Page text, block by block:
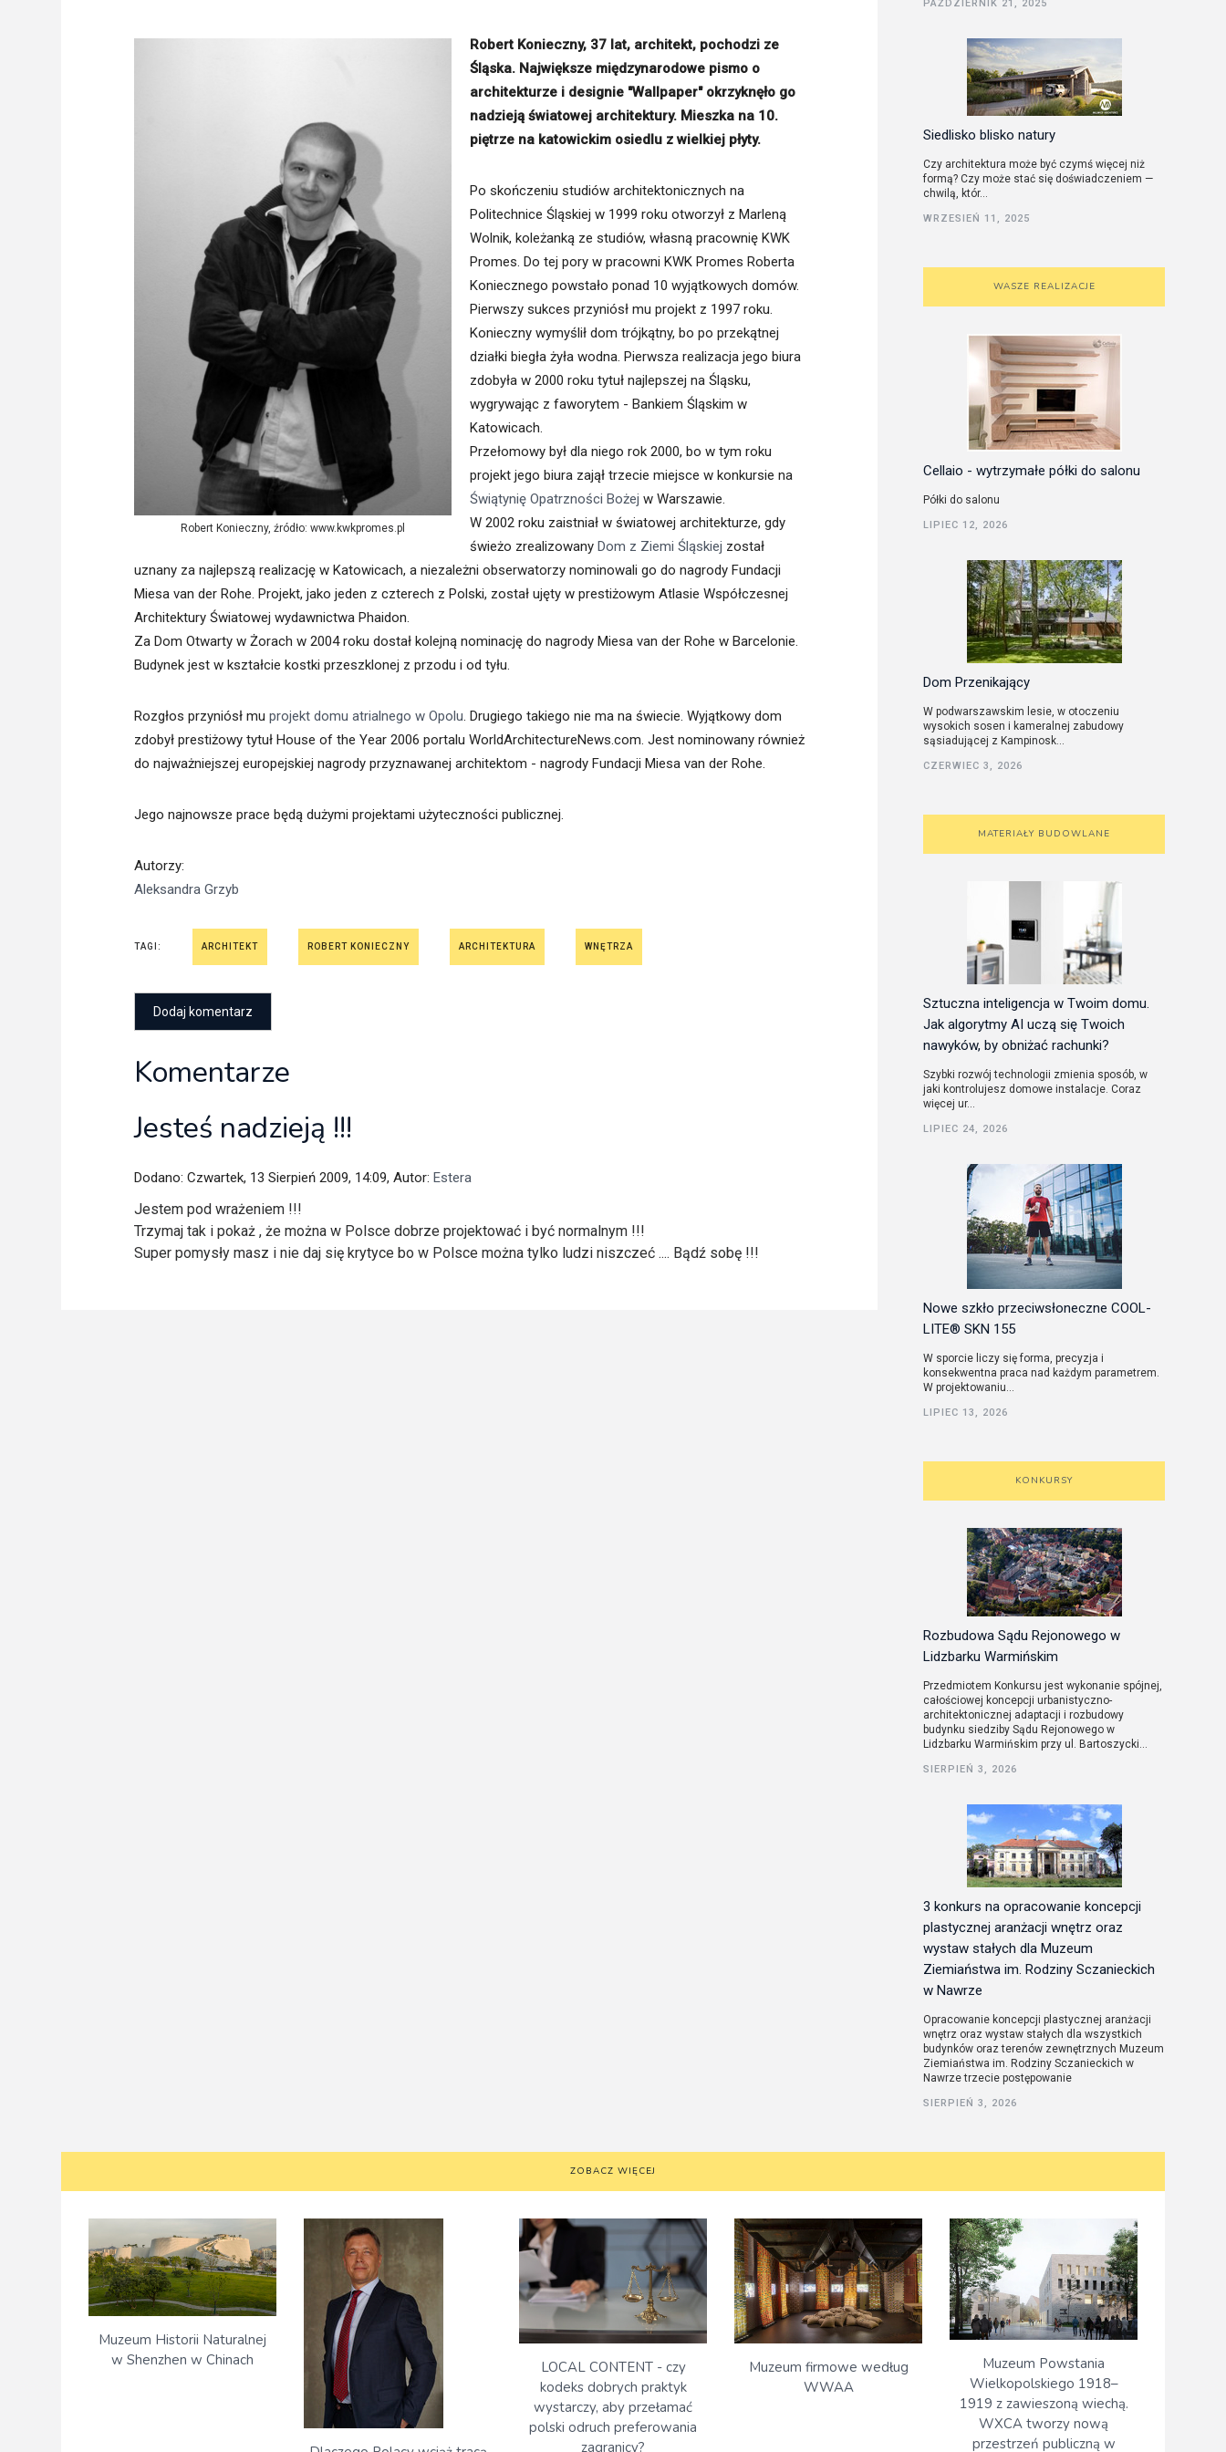
Filmy
Prawo autorskie
Robert Konieczny, źródło: www.kwkpromes.pl
Robert Konieczny, 37 lat, architekt, pochodzi ze
Śląska. Największe międzynarodowe pismo o
architekturze i designie "Wallpaper" okrzyknęło go
nadzieją światowej architektury. Mieszka na 10.
piętrze na katowickim osiedlu z wielkiej płyty.
Po skończeniu studiów architektonicznych na
Politechnice Śląskiej w 1999 roku otworzył z Marleną
Wolnik, koleżanką ze studiów, własną pracownię KWK
Promes. Do tej pory w pracowni KWK Promes Roberta
Koniecznego powstało ponad 10 wyjątkowych domów.
Pierwszy sukces przyniósł mu projekt z 1997 roku.
Konieczny wymyślił dom trójkątny, bo po przekątnej
działki biegła żyła wodna. Pierwsza realizacja jego biura
zdobyła w 2000 roku tytuł najlepszej na Śląsku,
wygrywając z faworytem - Bankiem Śląskim w
Katowicach.
Przełomowy był dla niego rok 2000, bo w tym roku
projekt jego biura zajął trzecie miejsce w konkursie na
Świątynię Opatrzności Bożej w Warszawie.
W 2002 roku zaistniał w światowej architekturze, gdy
świeżo zrealizowany Dom z Ziemi Śląskiej został
uznany za najlepszą realizację w Katowicach, a niezależni obserwatorzy nominowali go do nagrody Fundacji
Miesa van der Rohe. Projekt, jako jeden z czterech z Polski, został ujęty w prestiżowym Atlasie Współczesnej
Architektury Światowej wydawnictwa Phaidon.
Za Dom Otwarty w Żorach w 2004 roku dostał kolejną nominację do nagrody Miesa van der Rohe w Barcelonie.
Budynek jest w kształcie kostki przeszklonej z przodu i od tyłu.
Rozgłos przyniósł mu projekt domu atrialnego w Opolu. Drugiego takiego nie ma na świecie. Wyjątkowy dom
zdobył prestiżowy tytuł House of the Year 2006 portalu WorldArchitectureNews.com. Jest nominowany również
do najważniejszej europejskiej nagrody przyznawanej architektom - nagrody Fundacji Miesa van der Rohe.
Jego najnowsze prace będą dużymi projektami użyteczności publicznej.
Autorzy:
Aleksandra Grzyb
TAGI: ARCHITEKT ROBERT KONIECZNY ARCHITEKTURA WNĘTRZA
Komentarze
Jesteś nadzieją !!!
Dodano: Czwartek, 13 Sierpień 2009, 14:09, Autor: Estera
Jestem pod wrażeniem !!!
Trzymaj tak i pokaż , że można w Polsce dobrze projektować i być normalnym !!!
Super pomysły masz i nie daj się krytyce bo w Polsce można tylko ludzi niszczeć .... Bądź sobę !!!
PAŹDZIERNIK 21, 2025
Siedlisko blisko natury
Czy architektura może być czymś więcej niż
formą? Czy może stać się doświadczeniem —
chwilą, któr...
WRZESIEŃ 11, 2025
WASZE REALIZACJE
Cellaio - wytrzymałe półki do salonu
Półki do salonu
LIPIEC 12, 2026
Dom Przenikający
W podwarszawskim lesie, w otoczeniu
wysokich sosen i kameralnej zabudowy
sąsiadującej z Kampinosk...
CZERWIEC 3, 2026
MATERIAŁY BUDOWLANE
Sztuczna inteligencja w Twoim domu.
Jak algorytmy AI uczą się Twoich
nawyków, by obniżać rachunki?
Szybki rozwój technologii zmienia sposób, w
jaki kontrolujesz domowe instalacje. Coraz
więcej ur...
LIPIEC 24, 2026
Nowe szkło przeciwsłoneczne COOL-
LITE® SKN 155
W sporcie liczy się forma, precyzja i
konsekwentna praca nad każdym parametrem.
W projektowaniu...
LIPIEC 13, 2026
KONKURSY
Rozbudowa Sądu Rejonowego w
Lidzbarku Warmińskim
Przedmiotem Konkursu jest wykonanie spójnej,
całościowej koncepcji urbanistyczno-
architektonicznej adaptacji i rozbudowy
budynku siedziby Sądu Rejonowego w
Lidzbarku Warmińskim przy ul. Bartoszycki...
SIERPIEŃ 3, 2026
3 konkurs na opracowanie koncepcji
plastycznej aranżacji wnętrz oraz
wystaw stałych dla Muzeum
Ziemiaństwa im. Rodziny Sczanieckich
w Nawrze
Opracowanie koncepcji plastycznej aranżacji
wnętrz oraz wystaw stałych dla wszystkich
budynków oraz terenów zewnętrznych Muzeum
Ziemiaństwa im. Rodziny Sczanieckich w
Nawrze trzecie postępowanie
SIERPIEŃ 3, 2026
ZOBACZ WIĘCEJ
Muzeum Historii Naturalnej
w Shenzhen w Chinach
LOCAL CONTENT - czy
kodeks dobrych praktyk
wystarczy, aby przełamać
polski odruch preferowania
zagranicy?
Muzeum firmowe według
WWAA
Muzeum Powstania
Wielkopolskiego 1918–
1919 z zawieszoną wiechą.
WXCA tworzy nową
przestrzeń publiczną w